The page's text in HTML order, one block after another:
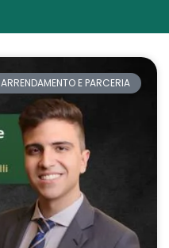
ARRENDAMENTO E PARCERIA